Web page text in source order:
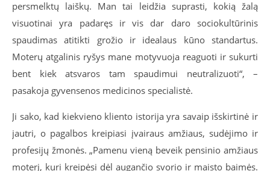
persmelktų laiškų. Man tai leidžia suprasti, kokią žalą
visuotinai yra padaręs ir vis dar daro sociokultūrinis
spaudimas atitikti grožio ir idealaus kūno standartus.
Moterų atgalinis ryšys mane motyvuoja reaguoti ir sukurti
bent kiek atsvaros tam spaudimui neutralizuoti“, –
pasakoja gyvensenos medicinos specialistė.
Ji sako, kad kiekvieno kliento istorija yra savaip išskirtinė ir
jautri, o pagalbos kreipiasi įvairaus amžiaus, sudėjimo ir
profesijų žmonės. „Pamenu vieną beveik pensinio amžiaus
moterį, kuri kreipėsi dėl augančio svorio ir maisto baimės.